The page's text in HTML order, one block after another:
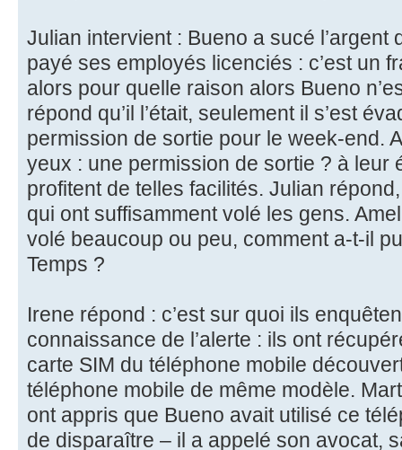
Julian intervient : Bueno a sucé l’argent
payé ses employés licenciés : c’est un
alors pour quelle raison alors Bueno
répond qu’il l’était, seulement il s’est
permission de sortie pour le week-end.
yeux : une permission de sortie ? à leur
profitent de telles facilités. Julian
qui ont suffisamment volé les gens.
volé beaucoup ou peu, comment a-t-il
Temps ?
Irene répond : c’est sur quoi ils
connaissance de l’alerte : ils ont
carte SIM du téléphone mobile
téléphone mobile de même modèle.
ont appris que Bueno avait utilisé ce
de disparaître – il a appelé son avocat,